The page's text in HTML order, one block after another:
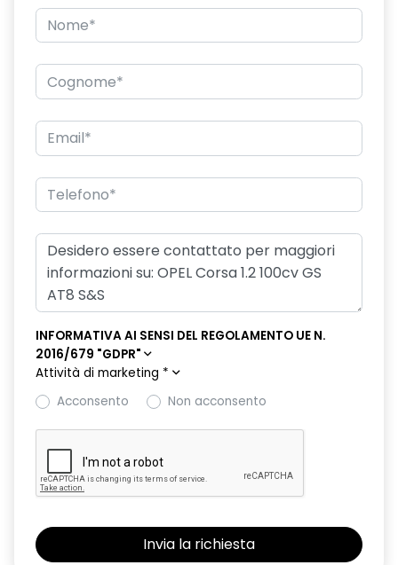
INFORMATIVA AI SENSI DEL REGOLAMENTO UE N.
2016/679 "GDPR"
Attività di marketing *
Acconsento
Non acconsento